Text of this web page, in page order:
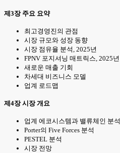
제3장 주요 요약
최고경영진의 관점
시장 규모와 성장 동향
시장 점유율 분석, 2025년
FPNV 포지셔닝 매트릭스, 2025년
새로운 매출 기회
차세대 비즈니스 모델
업계 로드맵
제4장 시장 개요
업계 에코시스템과 밸류체인 분석
Porter의 Five Forces 분석
PESTEL 분석
시장 전망